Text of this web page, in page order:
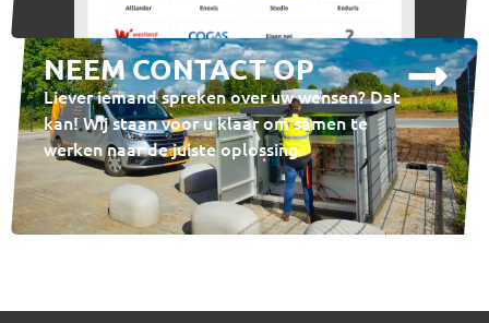
NEEM CONTACT OP
Liever iemand spreken over uw wensen? Dat
kan! Wij staan voor u klaar om samen te
werken naar de juiste oplossing.